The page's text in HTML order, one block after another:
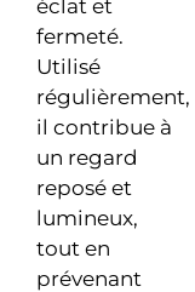
éclat et
fermeté.
Utilisé
régulièrement,
il contribue à
un regard
reposé et
lumineux,
tout en
prévenant